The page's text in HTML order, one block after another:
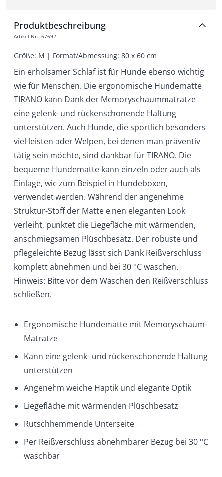
Produktbeschreibung
Artikel-Nr.: 67692
Größe: M | Format/Abmessung: 80 x 60 cm
Ein erholsamer Schlaf ist für Hunde ebenso wichtig
wie für Menschen. Die ergonomische Hundematte
TIRANO kann Dank der Memoryschaummatratze
eine gelenk- und rückenschonende Haltung
unterstützen. Auch Hunde, die sportlich besonders
viel leisten oder Welpen, bei denen man präventiv
tätig sein möchte, sind dankbar für TIRANO. Die
bequeme Hundematte kann einzeln oder auch als
Einlage, wie zum Beispiel in Hundeboxen,
verwendet werden. Während der angenehme
Struktur-Stoff der Matte einen eleganten Look
verleiht, punktet die Liegefläche mit wärmenden,
anschmiegsamen Plüschbesatz. Der robuste und
pflegeleichte Bezug lässt sich Dank Reißverschluss
komplett abnehmen und bei 30 °C waschen.
Hinweis: Bitte vor dem Waschen den Reißverschluss
schließen.
Ergonomische Hundematte mit Memoryschaum-
Matratze
Kann eine gelenk- und rückenschonende Haltung
unterstützen
Angenehm weiche Haptik und elegante Optik
Liegefläche mit wärmenden Plüschbesatz
Rutschhemmende Unterseite
Per Reißverschluss abnehmbarer Bezug bei 30 °C
waschbar